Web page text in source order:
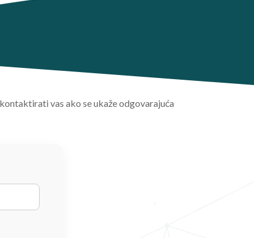
vas ako se ukaže odgovarajuća